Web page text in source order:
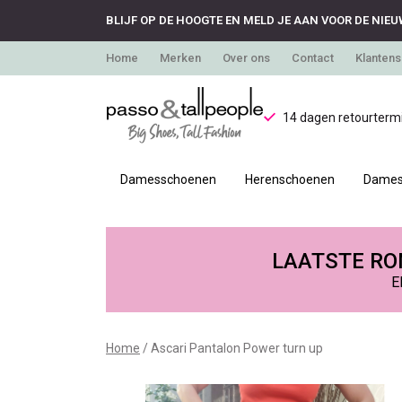
BLIJF OP DE HOOGTE EN MELD JE AAN VOOR DE
Home Merken Over ons Contact
14 dagen
Damesschoenen Herenschoenen
Ascari
Power
LAATSTE
Home Ascari Pantalon Power turn up